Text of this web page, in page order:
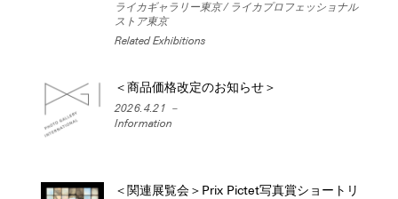
ライカギャラリー東京 / ライカプロフェッショナル
ストア東京
Related Exhibitions
＜商品価格改定のお知らせ＞
2026.4.21 －
Information
＜関連展覧会＞Prix Pictet写真賞ショートリ